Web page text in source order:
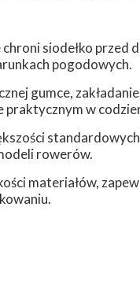
siodełko przed
pogodowych.
gumce,
praktycznym w
rowerów.
materiałów,